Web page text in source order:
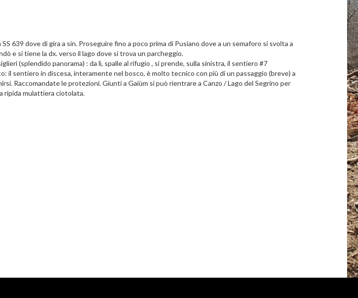
639 dove di gira a sin. Proseguire fino a poco prima di Pusiano dove a un semaforo si svolta a
e si tiene la dx. verso il lago dove si trova un parcheggio.
(splendido panorama) : da lì, spalle al rifugio , si prende, sulla sinistra, il sentiero #7
sentiero in discesa, interamente nel bosco, è molto tecnico con più di un passaggio (breve) a
Raccomandate le protezioni. Giunti a Gaiùm si può rientrare a Canzo / Lago del Segrino per
ripida mulattiera ciotolata.